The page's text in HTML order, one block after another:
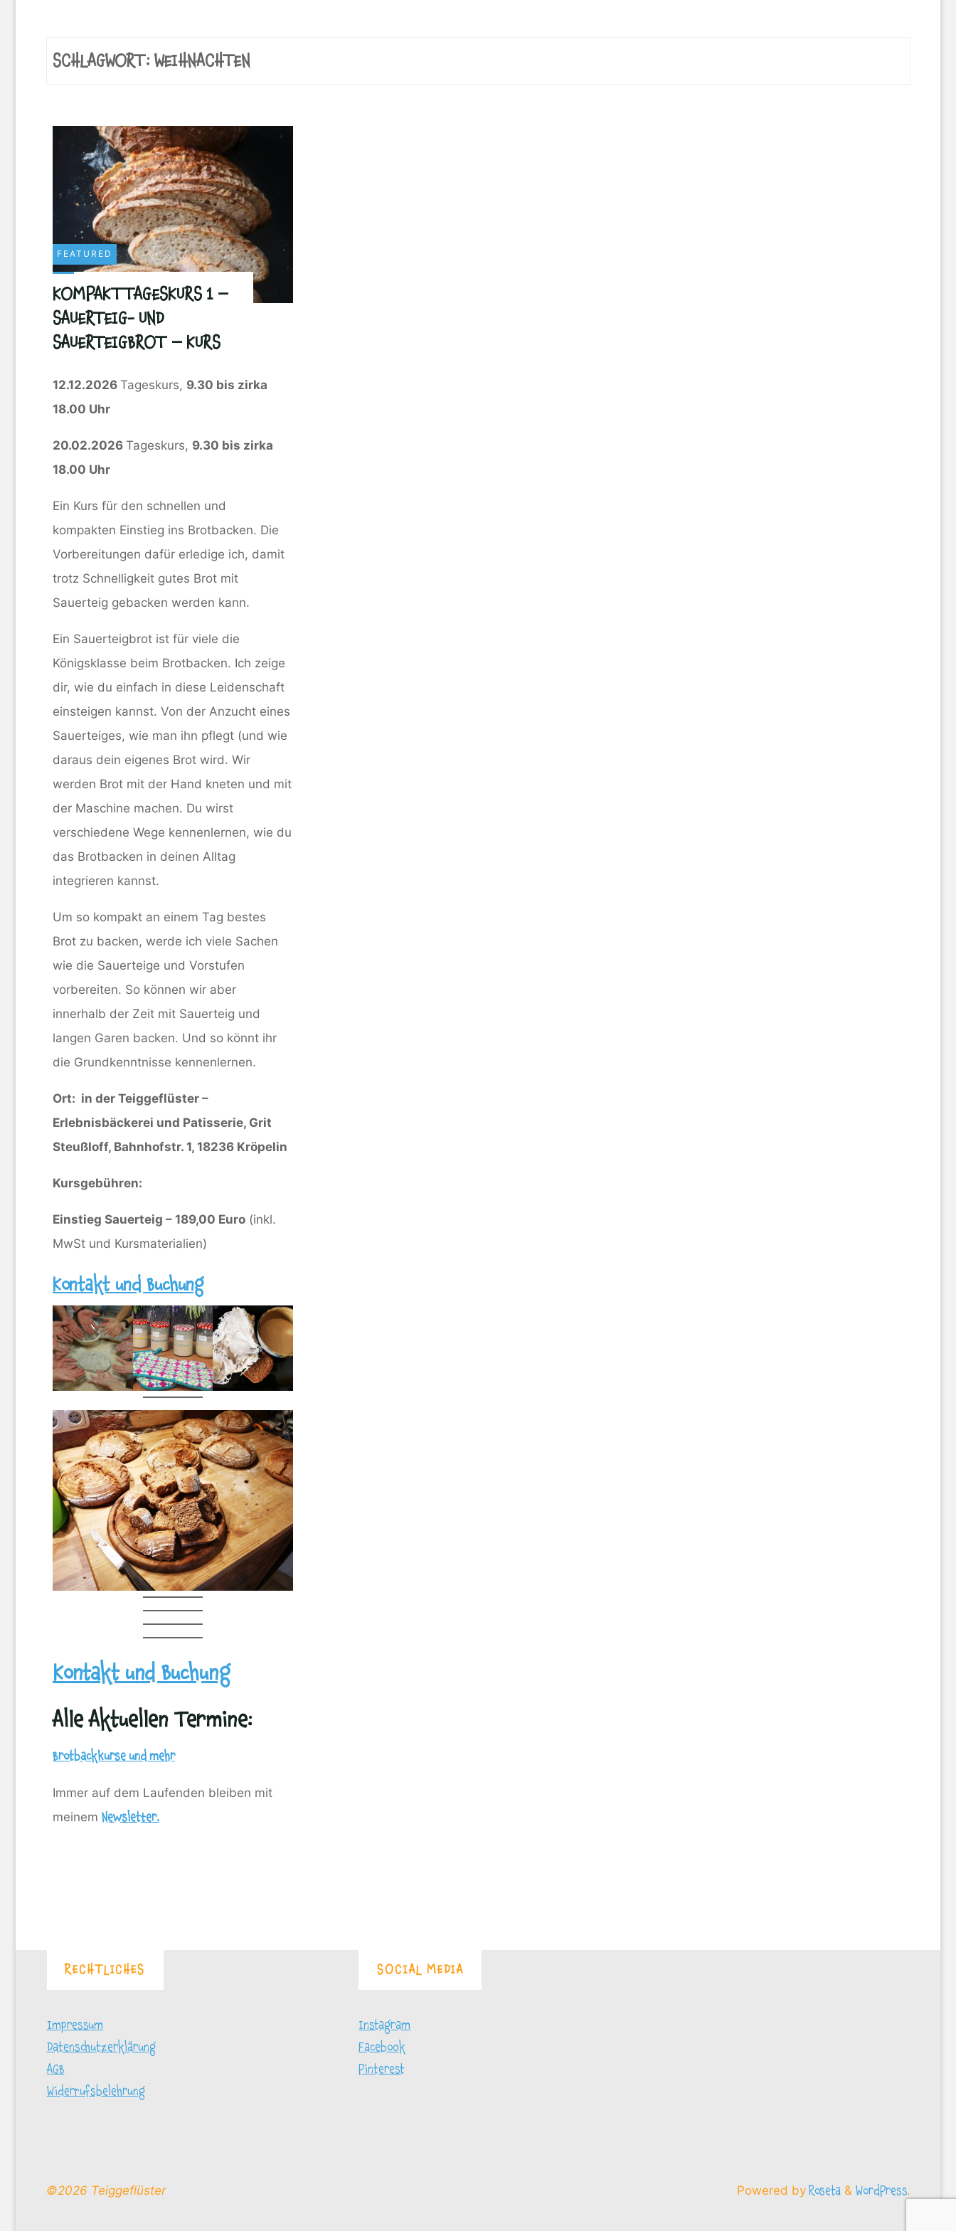
SCHLAGWORT: WEIHNACHTEN
FEATURED
KOMPAKTTAGESKURS 1 –
SAUERTEIG- UND
SAUERTEIGBROT – KURS
12.12.2026 Tageskurs, 9.30 bis zirka
18.00 Uhr
20.02.2026 Tageskurs, 9.30 bis zirka
18.00 Uhr
Ein Kurs für den schnellen und
kompakten Einstieg ins Brotbacken. Die
Vorbereitungen dafür erledige ich, damit
trotz Schnelligkeit gutes Brot mit
Sauerteig gebacken werden kann.
Ein Sauerteigbrot ist für viele die
Königsklasse beim Brotbacken. Ich zeige
dir, wie du einfach in diese Leidenschaft
einsteigen kannst. Von der Anzucht eines
Sauerteiges, wie man ihn pflegt (und wie
daraus dein eigenes Brot wird. Wir
werden Brot mit der Hand kneten und mit
der Maschine machen. Du wirst
verschiedene Wege kennenlernen, wie du
das Brotbacken in deinen Alltag
integrieren kannst.
Um so kompakt an einem Tag bestes
Brot zu backen, werde ich viele Sachen
wie die Sauerteige und Vorstufen
vorbereiten. So können wir aber
innerhalb der Zeit mit Sauerteig und
langen Garen backen. Und so könnt ihr
die Grundkenntnisse kennenlernen.
Ort: in der Teiggeflüster –
Erlebnisbäckerei und Patisserie, Grit
Steußloff, Bahnhofstr. 1, 18236 Kröpelin
Kursgebühren:
Einstieg Sauerteig – 189,00 Euro(inkl.
MwSt und Kursmaterialien)
Kontakt und Buchung
Kontakt und Buchung
Alle Aktuellen Termine:
Brotbackkurse und mehr
Immer auf dem Laufenden bleiben mit
meinem Newsletter.
RECHTLICHES
Impressum
Datenschutzerklärung
AGB
Widerrufsbelehrung
SOCIAL MEDIA
Instagram
Facebook
Pinterest
Powered byRoseta & WordPress.
©2026 Teiggeflüster